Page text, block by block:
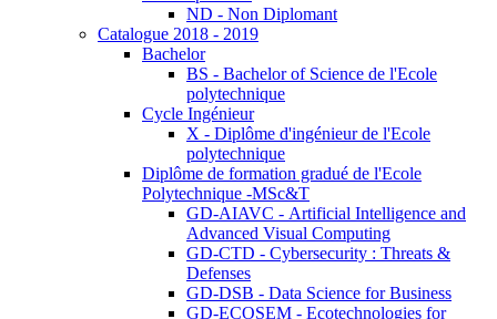
ND - Non Diplomant
Catalogue 2018 - 2019
Bachelor
BS - Bachelor of Science de l'Ecole
polytechnique
Cycle Ingénieur
X - Diplôme d'ingénieur de l'Ecole
polytechnique
Diplôme de formation gradué de l'Ecole
Polytechnique -MSc&T
GD-AIAVC - Artificial Intelligence and
Advanced Visual Computing
GD-CTD - Cybersecurity : Threats &
Defenses
GD-DSB - Data Science for Business
GD-ECOSEM - Ecotechnologies for